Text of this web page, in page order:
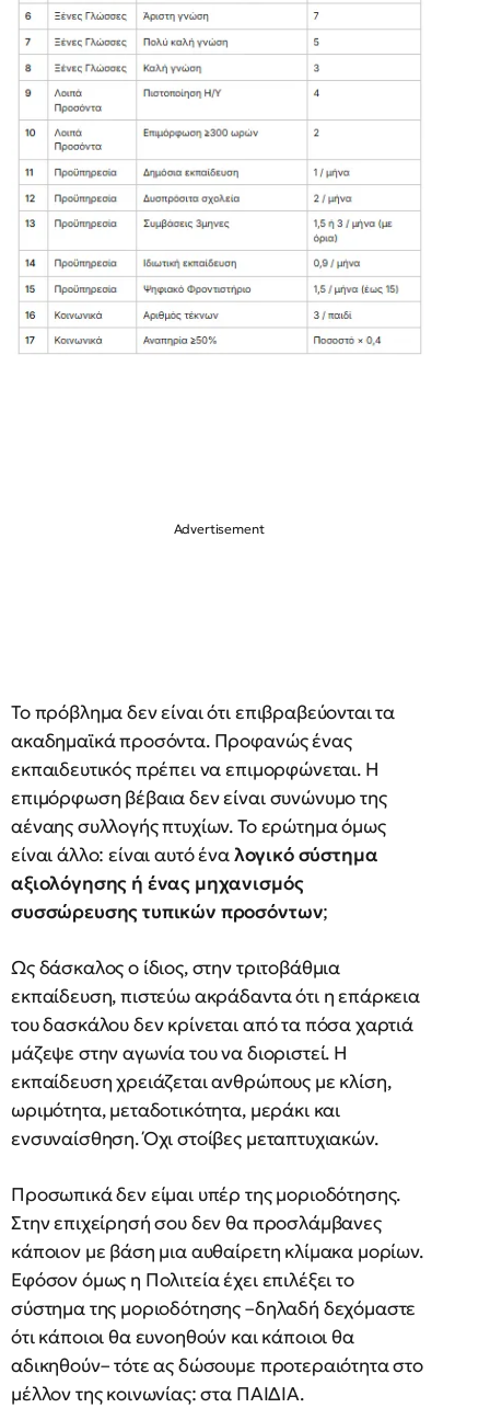
Το πρόβλημα δεν είναι ότι επιβραβεύονται τα
ακαδημαϊκά προσόντα. Προφανώς ένας
εκπαιδευτικός πρέπει να επιμορφώνεται. Η
επιμόρφωση βέβαια δεν είναι συνώνυμο της
αέναης συλλογής πτυχίων. Το ερώτημα όμως
είναι άλλο: είναι αυτό έναλογικό σύστημα
αξιολόγησης ή ένας μηχανισμός
συσσώρευσης τυπικών προσόντων;
Ως δάσκαλος ο ίδιος, στην τριτοβάθμια
εκπαίδευση, πιστεύω ακράδαντα ότι η επάρκεια
του δασκάλου δεν κρίνεται από τα πόσα χαρτιά
μάζεψε στην αγωνία του να διοριστεί. Η
εκπαίδευση χρειάζεται ανθρώπους με κλίση,
ωριμότητα, μεταδοτικότητα, μεράκι και
ενσυναίσθηση. Όχι στοίβες μεταπτυχιακών.
Προσωπικά δεν είμαι υπέρ της μοριοδότησης.
Στην επιχείρησή σου δεν θα προσλάμβανες
κάποιον με βάση μια αυθαίρετη κλίμακα μορίων.
Εφόσον όμως η Πολιτεία έχει επιλέξει το
σύστημα της μοριοδότησης –δηλαδή δεχόμαστε
ότι κάποιοι θα ευνοηθούν και κάποιοι θα
αδικηθούν– τότε ας δώσουμε προτεραιότητα στο
μέλλον της κοινωνίας: στα ΠΑΙΔΙΑ.